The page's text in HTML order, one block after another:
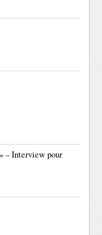
– Interview pour